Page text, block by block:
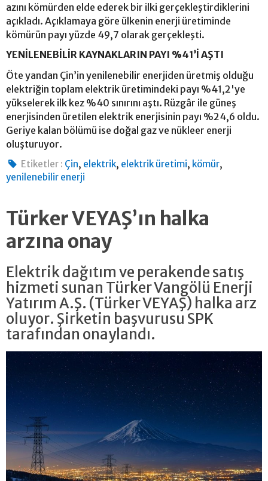
azını kömürden elde ederek bir ilki gerçekleştirdiklerini
açıkladı. Açıklamaya göre ülkenin enerji üretiminde
kömürün payı yüzde 49,7 olarak gerçekleşti.
YENİLENEBİLİR KAYNAKLARIN PAYI %41’İ AŞTI
Öte yandan Çin’in yenilenebilir enerjiden üretmiş olduğu
elektriğin toplam elektrik üretimindeki payı %41,2'ye
yükselerek ilk kez %40 sınırını aştı. Rüzgâr ile güneş
enerjisinden üretilen elektrik enerjisinin payı %24,6 oldu.
Geriye kalan bölümü ise doğal gaz ve nükleer enerji
oluşturuyor.
Etiketler : Çin, elektrik, elektrik üretimi, kömür,
yenilenebilir enerji
Türker VEYAŞ’ın halka
arzına onay
Elektrik dağıtım ve perakende satış
hizmeti sunan Türker Vangölü Enerji
Yatırım A.Ş. (Türker VEYAŞ) halka arz
oluyor. Şirketin başvurusu SPK
tarafından onaylandı.